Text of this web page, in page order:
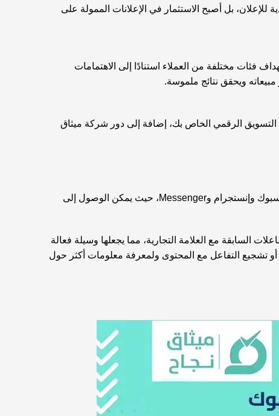
بل أصبح الاستثمار في الإعلانات الممولة على
فئات مختلفة من العملاء استنادًا إلى الاهتمامات
ويحقق نتائج ملموسة.
التسويق الرقمي الخاص بك، إضافة إلى دور شركة ميثاق
إعلانات فيسبوك هي أداة تسويقية رقمية قوية تسمح للشركات والأفراد بالترويج لمنتجاتهم أو خدماتهم أو محتواهم عبر منصة فيسبوك وإنستجرام وMessenger، حيث يمكن الوصول إلى
السابقة مع العلامة التجارية، مما يجعلها وسيلة فعالة
أو تشجيع التفاعل مع المحتوى ولمعرفة معلومات أكثر حول